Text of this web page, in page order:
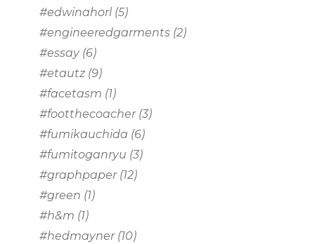
#edwinahorl (5)
#engineeredgarments (2)
#essay(6)
#etautz (9)
#facetasm (1)
#footthecoacher(3)
#fumikauchida (6)
#fumitoganryu (3)
#graphpaper(12)
#green (1)
#h&m (1)
#hedmayner(10)